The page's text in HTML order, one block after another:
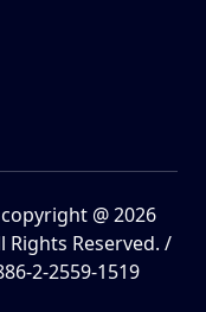
@ 2026
Rights Reserved. /
2-2559-1519